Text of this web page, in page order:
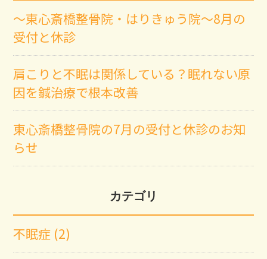
～東心斎橋整骨院・はりきゅう院～8月の
受付と休診
肩こりと不眠は関係している？眠れない原
因を鍼治療で根本改善
東心斎橋整骨院の7月の受付と休診のお知
らせ
カテゴリ
不眠症 (2)